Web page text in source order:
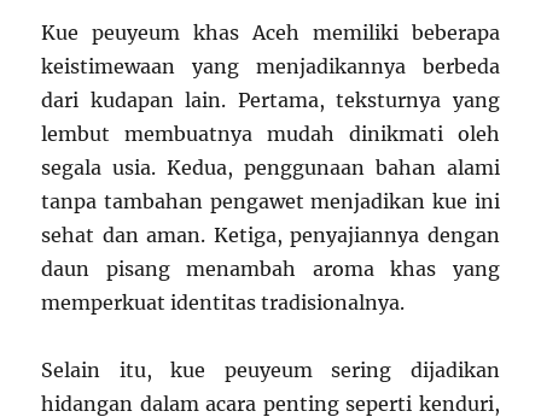
Kue peuyeum khas Aceh memiliki beberapa
keistimewaan yang menjadikannya berbeda
dari kudapan lain. Pertama, teksturnya yang
lembut membuatnya mudah dinikmati oleh
segala usia. Kedua, penggunaan bahan alami
tanpa tambahan pengawet menjadikan kue ini
sehat dan aman. Ketiga, penyajiannya dengan
daun pisang menambah aroma khas yang
memperkuat identitas tradisionalnya.
Selain itu, kue peuyeum sering dijadikan
hidangan dalam acara penting seperti kenduri,